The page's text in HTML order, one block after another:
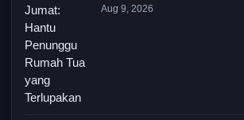
Aug 9, 2026